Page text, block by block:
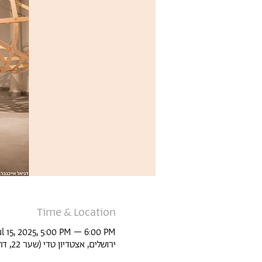
Time & Location
15, 2025, 5:00 PM – 6:00 PM
ירושלים, אצטדיון טדי (שער 22, דרך אגודת ספורט בית"ר 1, ירושלים, ישראל